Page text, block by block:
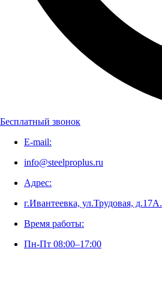
info@steelproplus.ru
г.Ивантеевка, ул.Трудовая, д.17А.
Бесплатный звонок
E-mail:
info@steelproplus.ru
Адрес:
г.Ивантеевка, ул.Трудовая, д.17А.
Время работы:
Пн-Пт 08:00–17:00